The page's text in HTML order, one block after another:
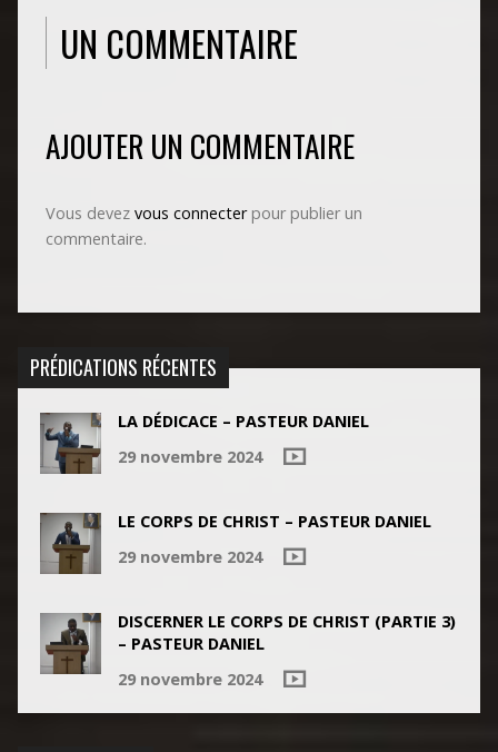
UN COMMENTAIRE
AJOUTER UN COMMENTAIRE
Vous devez vous connecterpour publier un
commentaire.
PRÉDICATIONS RÉCENTES
LA DÉDICACE – PASTEUR DANIEL
29 novembre 2024
LE CORPS DE CHRIST – PASTEUR DANIEL
29 novembre 2024
DISCERNER LE CORPS DE CHRIST (PARTIE 3)
– PASTEUR DANIEL
29 novembre 2024